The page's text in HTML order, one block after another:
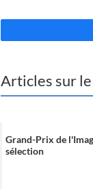
Articles sur
Grand-Prix de
sélection